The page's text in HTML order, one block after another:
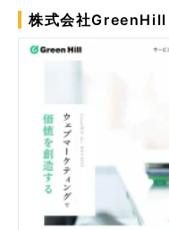
株式会社GreenHill